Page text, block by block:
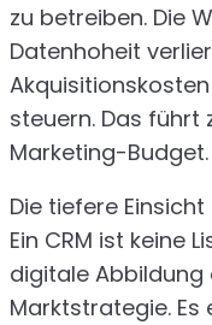
zu betreiben. Die
Datenhoheit
steuern. Das führt
Marketing-Budget.
Die tiefere
Ein CRM ist keine
digitale
Marktstrategie.